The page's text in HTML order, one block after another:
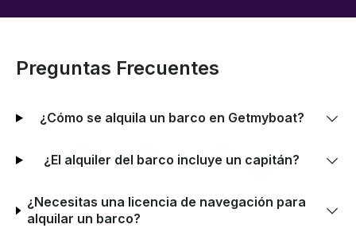
Preguntas Frecuentes
¿Cómo se alquila un barco en Getmyboat?
¿El alquiler del barco incluye un capitán?
¿Necesitas una licencia de navegación para
alquilar un barco?